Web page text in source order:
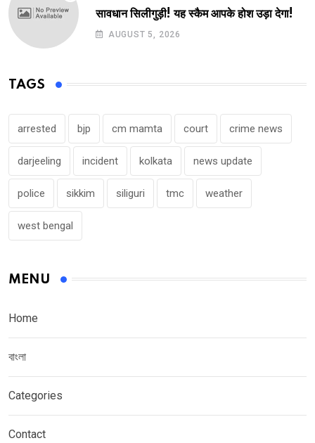
सावधान सिलीगुड़ी! यह स्कैम आपके होश उड़ा देगा!
AUGUST 5, 2026
TAGS
arrested bjp cm mamta court crime news
darjeeling incident kolkata news update
police sikkim siliguri tmc weather
west bengal
MENU
Home
বাংলা
Categories
Contact